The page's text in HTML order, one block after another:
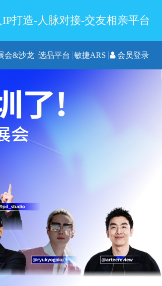
打造-人脉对接-交友相亲平台
会&沙龙 选品平台 敏捷ARS 会员登录